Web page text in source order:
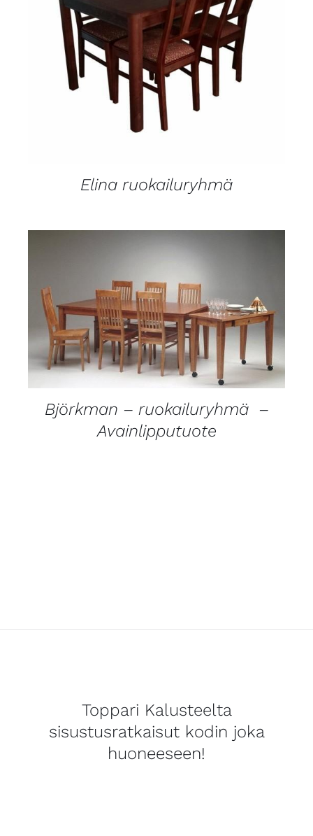
LISÄTIEDOT
Elina ruokailuryhmä
LISÄTIEDOT
Björkman – ruokailuryhmä –
Avainlipputuote
Toppari Kalusteelta
sisustusratkaisut kodin joka
huoneeseen!